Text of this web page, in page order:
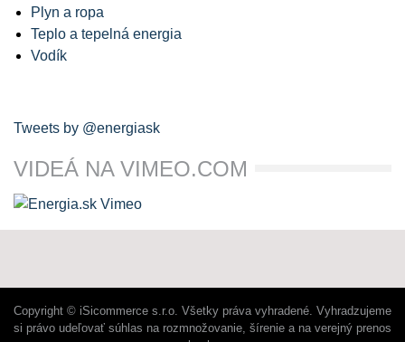
Plyn a ropa
Teplo a tepelná energia
Vodík
Tweets by @energiask
VIDEÁ NA VIMEO.COM
Copyright © iSicommerce s.r.o. Všetky práva vyhradené. Vyhradzujeme
si právo udeľovať súhlas na rozmnožovanie, šírenie a na verejný prenos